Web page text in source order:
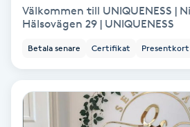
Skäggklippning
Skäggtrimmning
Välkommen till UNIQUENESS | Ni finner oss på
Hälsovägen 29 | UNIQUENESS
Betala senare Certifikat Presentkort